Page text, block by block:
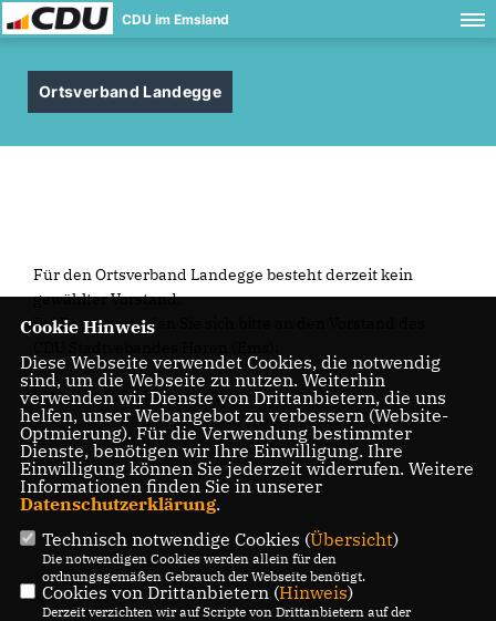
CDU im Emsland
Ortsverband Landegge
Für den Ortsverband Landegge besteht derzeit kein
gewählter Vorstand.
Bei Fragen wenden Sie sich bitte an den Vorstand des
E-Mail: info@cdu-haren.de
Cookie Hinweis
Diese Webseite verwendet Cookies, die notwendig
sind, um die Webseite zu nutzen. Weiterhin
verwenden wir Dienste von Drittanbietern, die uns
helfen, unser Webangebot zu verbessern (Website-
Optmierung). Für die Verwendung bestimmter
Dienste, benötigen wir Ihre Einwilligung. Ihre
Einwilligung können Sie jederzeit widerrufen. Weitere
Informationen finden Sie in unserer
Datenschutzerklärung.
Technisch notwendige Cookies (Übersicht)
Die notwendigen Cookies werden allein für den
ordnungsgemäßen Gebrauch der Webseite benötigt.
Cookies von Drittanbietern (Hinweis)
Derzeit verzichten wir auf Scripte von Drittanbietern auf der